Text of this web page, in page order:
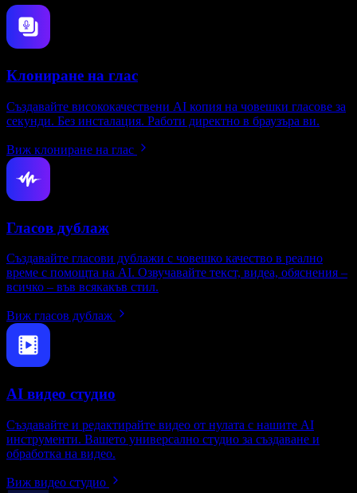
Клониране на глас
Създавайте висококачествени AI копия на човешки гласове за
секунди. Без инсталация. Работи директно в браузъра ви.
Виж клониране на глас
Гласов дублаж
Създавайте гласови дублажи с човешко качество в реално
време с помощта на AI. Озвучавайте текст, видеа, обяснения –
всичко – във всякакъв стил.
Виж гласов дублаж
AI видео студио
Създавайте и редактирайте видео от нулата с нашите AI
инструменти. Вашето универсално студио за създаване и
обработка на видео.
Виж видео студио